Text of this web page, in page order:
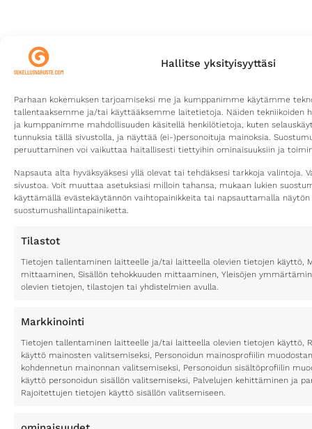
Hallitse yksityisyyttäsi
Parhaan kokemuksen tarjoamiseksi me ja kumppanimme käytämme
tallentaaksemme ja/tai käyttääksemme laitetietoja. Näiden tekniikoiden
ja kumppanimme mahdollisuuden käsitellä henkilötietoja, kuten
tunnuksia tällä sivustolla, ja näyttää (ei-)personoituja mainoksia.
peruuttaminen voi vaikuttaa haitallisesti tiettyihin ominaisuuksiin ja
Napsauta alta hyväksyäksesi yllä olevat tai tehdäksesi tarkkoja valintoja.
sivustoa. Voit muuttaa asetuksiasi milloin tahansa, mukaan lukien
käyttämällä evästekäytännön vaihtopainikkeita tai napsauttamalla näytön
suostumushallintapainiketta.
Tilastot
Tietojen tallentaminen laitteelle ja/tai laitteella olevien tietojen käyttö,
mittaaminen, Sisällön tehokkuuden mittaaminen, Yleisöjen
olevien tietojen, tilastojen tai yhdistelmien avulla.
Markkinointi
Tietojen tallentaminen laitteelle ja/tai laitteella olevien tietojen käyttö,
käyttö mainosten valitsemiseksi, Personoidun mainosprofiilin
kohdennetun mainonnan valitsemiseksi, Personoidun sisältöprofiilin
käyttö personoidun sisällön valitsemiseksi, Palvelujen kehittäminen ja
Rajoitettujen tietojen käyttö sisällön valitsemiseen.